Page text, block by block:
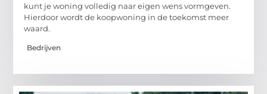
kunt je woning volledig naar eigen wens vormgeven.
Hierdoor wordt de koopwoning in de toekomst meer
waard.
Bedrijven